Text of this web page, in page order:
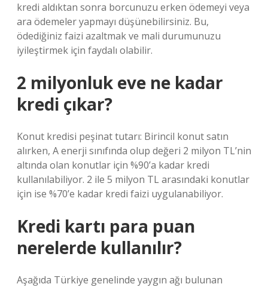
kredi aldıktan sonra borcunuzu erken ödemeyi veya
ara ödemeler yapmayı düşünebilirsiniz. Bu,
ödediğiniz faizi azaltmak ve mali durumunuzu
iyileştirmek için faydalı olabilir.
2 milyonluk eve ne kadar
kredi çıkar?
Konut kredisi peşinat tutarı: Birincil konut satın
alırken, A enerji sınıfında olup değeri 2 milyon TL’nin
altında olan konutlar için %90’a kadar kredi
kullanılabiliyor. 2 ile 5 milyon TL arasındaki konutlar
için ise %70’e kadar kredi faizi uygulanabiliyor.
Kredi kartı para puan
nerelerde kullanılır?
Aşağıda Türkiye genelinde yaygın ağı bulunan